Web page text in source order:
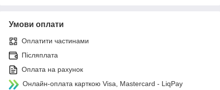
Умови оплати
Оплатити частинами
Післяплата
Оплата на рахунок
Онлайн-оплата карткою Visa, Mastercard - LiqPay